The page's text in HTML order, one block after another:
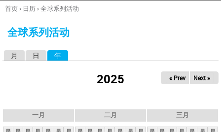
你
这
首页› 日历›全球系列活动
全球系列活动
月 日 年
2025 « Prev Next »
一月 二月 三月